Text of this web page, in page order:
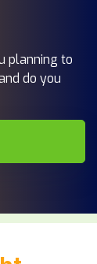
planning to
do you